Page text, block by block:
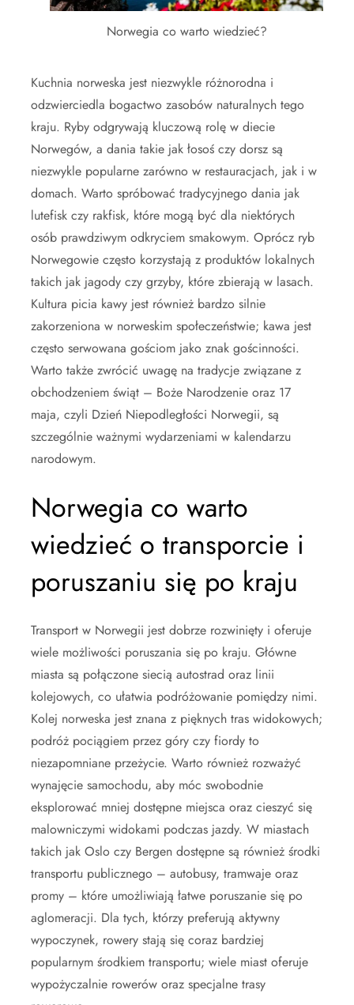
Norwegia co warto wiedzieć?
Kuchnia norweska jest niezwykle różnorodna i
odzwierciedla bogactwo zasobów naturalnych tego
kraju. Ryby odgrywają kluczową rolę w diecie
Norwegów, a dania takie jak łosoś czy dorsz są
niezwykle popularne zarówno w restauracjach, jak i w
domach. Warto spróbować tradycyjnego dania jak
lutefisk czy rakfisk, które mogą być dla niektórych
osób prawdziwym odkryciem smakowym. Oprócz ryb
Norwegowie często korzystają z produktów lokalnych
takich jak jagody czy grzyby, które zbierają w lasach.
Kultura picia kawy jest również bardzo silnie
zakorzeniona w norweskim społeczeństwie; kawa jest
często serwowana gościom jako znak gościnności.
Warto także zwrócić uwagę na tradycje związane z
obchodzeniem świąt – Boże Narodzenie oraz 17
maja, czyli Dzień Niepodległości Norwegii, są
szczególnie ważnymi wydarzeniami w kalendarzu
narodowym.
Norwegia co warto
wiedzieć o transporcie i
poruszaniu się po kraju
Transport w Norwegii jest dobrze rozwinięty i oferuje
wiele możliwości poruszania się po kraju. Główne
miasta są połączone siecią autostrad oraz linii
kolejowych, co ułatwia podróżowanie pomiędzy nimi.
Kolej norweska jest znana z pięknych tras widokowych;
podróż pociągiem przez góry czy fiordy to
niezapomniane przeżycie. Warto również rozważyć
wynajęcie samochodu, aby móc swobodnie
eksplorować mniej dostępne miejsca oraz cieszyć się
malowniczymi widokami podczas jazdy. W miastach
takich jak Oslo czy Bergen dostępne są również środki
transportu publicznego – autobusy, tramwaje oraz
promy – które umożliwiają łatwe poruszanie się po
aglomeracji. Dla tych, którzy preferują aktywny
wypoczynek, rowery stają się coraz bardziej
popularnym środkiem transportu; wiele miast oferuje
wypożyczalnie rowerów oraz specjalne trasy